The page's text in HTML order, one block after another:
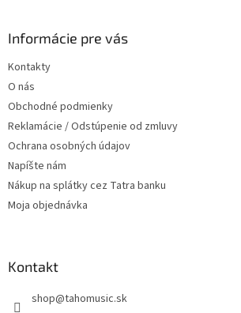
p
Informácie pre vás
Kontakty
O nás
Obchodné podmienky
Reklamácie / Odstúpenie od zmluvy
Ochrana osobných údajov
Napíšte nám
Nákup na splátky cez Tatra banku
Moja objednávka
Kontakt
shop@tahomusic.sk